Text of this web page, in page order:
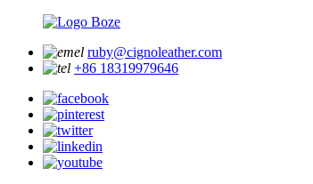
ruby@cignoleather.com
+86 18319979646